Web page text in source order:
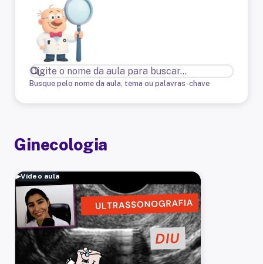
Busque pelo nome da aula, tema ou palavras-chave
Ginecologia
▶Vídeo aula